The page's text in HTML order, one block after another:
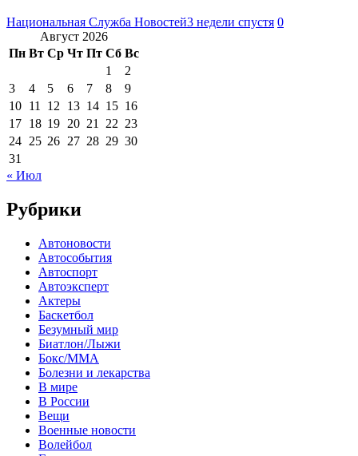
Национальная Служба Новостей3 недели спустя 0
Август 2026
Пн Вт Ср Чт Пт Сб Вс
1
2
3
4 5 6 7 8
9
10 11 12 13 14 15 16
17 18 19 20 21 22 23
24 25 26 27 28 29 30
31
« Июл
Рубрики
Автоновости
Автособытия
Автоспорт
Автоэксперт
Актеры
Баскетбол
Безумный мир
Биатлон/Лыжи
Бокс/MMA
Болезни и лекарства
В мире
В России
Вещи
Военные новости
Волейбол